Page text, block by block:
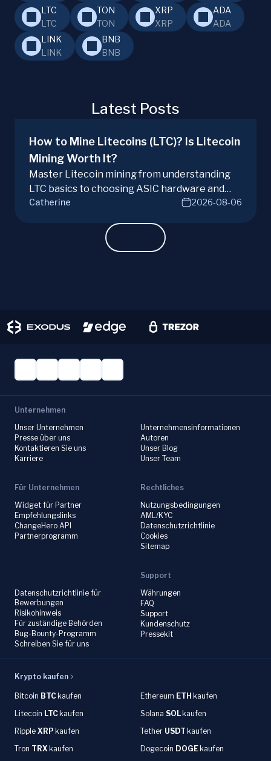
LTC
LTC
TON
TON
XRP
XRP
ADA
ADA
LINK
LINK
BNB
BNB
Latest Posts
How to Mine Litecoins (LTC)? Is Litecoin
Mining Worth It?
Master Litecoin mining from understanding
LTC basics to choosing ASIC hardware and
joining mining pools. Optimize your Litecoin
Catherine 2026-08-06
Unternehmen
Unser Unternehmen
Presse über uns
Kontaktieren Sie uns
Karriere
Unternehmensinformationen
Autoren
Unser Blog
Unser Team
Für Unternehmen
Widget für Partner
Empfehlungslinks
ChangeHero API
Partnerprogramm
Rechtliches
Nutzungsbedingungen
AML/KYC
Datenschutzrichtlinie
Cookies
Sitemap
Datenschutzrichtlinie für
Bewerbungen
Risikohinweis
Für zuständige Behörden
Bug-Bounty-Programm
Schreiben Sie für uns
Support
Währungen
FAQ
Support
Kundenschutz
Pressekit
Krypto kaufen
Bitcoin BTC kaufen Ethereum ETH kaufen
Litecoin LTC kaufen Solana SOL kaufen
Ripple XRP kaufen Tether USDT kaufen
Tron TRX kaufen Dogecoin DOGE kaufen